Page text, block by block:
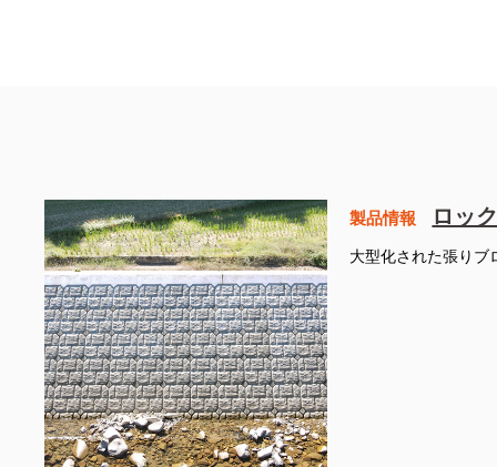
製品情報 ロッ
大型化された張りブ